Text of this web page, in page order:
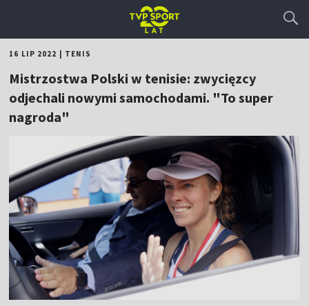
16 LIP 2022 TENIS
Mistrzostwa Polski w tenisie: zwycięzcy
odjechali nowymi samochodami. "To super
nagroda"